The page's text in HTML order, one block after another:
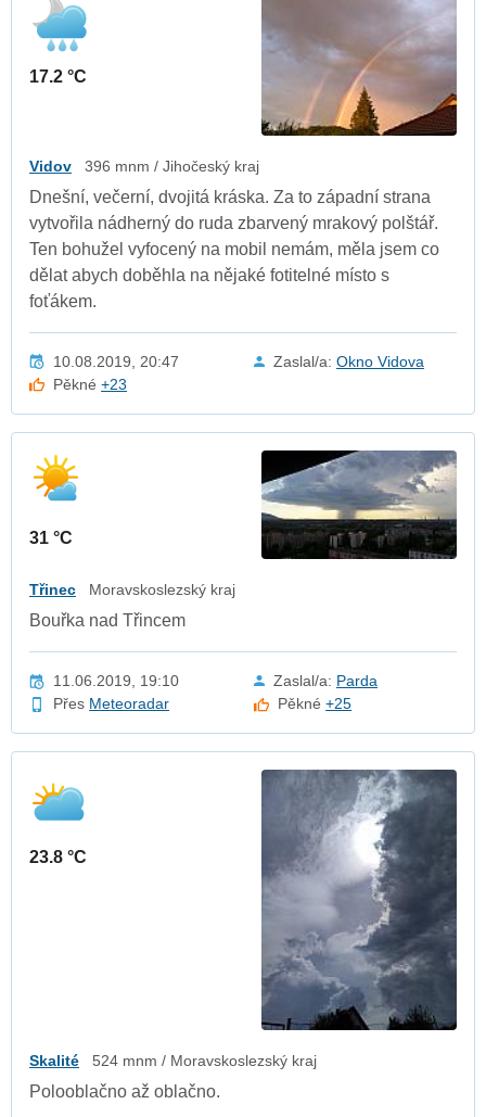
17.2 °C
Vidov 396 mnm / Jihočeský kraj
Dnešní, večerní, dvojitá kráska. Za to západní strana
vytvořila nádherný do ruda zbarvený mrakový polštář.
Ten bohužel vyfocený na mobil nemám, měla jsem co
dělat abych doběhla na nějaké fotitelné místo s
foťákem.
10.08.2019, 20:47 Zaslal/a: Okno Vidova
Pěkné+23
31 °C
Třinec Moravskoslezský kraj
Bouřka nad Třincem
11.06.2019, 19:10 Zaslal/a: Parda
Přes Meteoradar Pěkné+25
23.8 °C
Skalité 524 mnm / Moravskoslezský kraj
Polooblačno až oblačno.